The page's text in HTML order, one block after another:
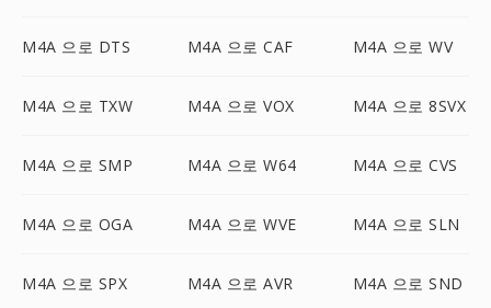
M4A 으로 DTS M4A 으로 CAF M4A 으로 WV
M4A 으로 TXW M4A 으로 VOX M4A 으로 8SVX
M4A 으로 SMP M4A 으로 W64 M4A 으로 CVS
M4A 으로 OGA M4A 으로 WVE M4A 으로 SLN
M4A 으로 SPX M4A 으로 AVR M4A 으로 SND